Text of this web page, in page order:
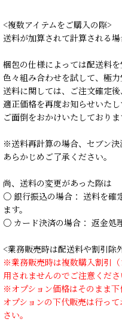
<複数アイテムをご購入の際>
送料が加算されて計算される場
梱包の仕様によっては配送料を
色々組み合わせを試して、極
送料に関しては、ご注文確定
適正価格を再度お知らせいたし
ご面倒をおかけいたしており
※送料再計算の場合、セブン
あらかじめご了承ください。
尚、送料の変更があった際は
○ 銀行振込の場合： 送料を確
ます。
○ カード決済の場合： 返金処
<業務販売時は配送料や割引除
※業務販売時は複数購入割引
用されませんのでご注意くださ
※オプション価格はそのまま下
オプションの下代販売は行っ
さい。